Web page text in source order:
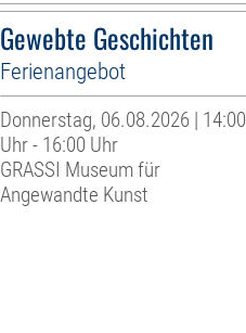
Gewebte Geschichten
Ferienangebot
Donnerstag, 06.08.2026 | 14:00
Uhr - 16:00 Uhr
GRASSI Museum für
Angewandte Kunst